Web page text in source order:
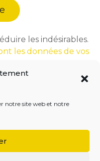
notre site web et notre
les indésirables.
les données de vos